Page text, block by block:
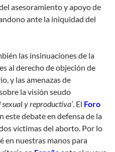
asesoramiento y apoyo de
ante la iniquidad del
las insinuaciones de la
al derecho de objeción de
y las amenazas de
la visión seudo
sexual y reproductiva’. El Foro
este debate en defensa de la
víctimas del aborto. Por lo
en nuestras manos para